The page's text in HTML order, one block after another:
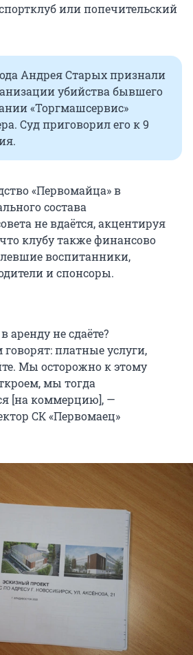
или попечительский
Андрея Старых признали
убийства бывшего
«Торгмашсервис»
Суд приговорил его к 9
«Первомайца» в
состава
не вдаётся, акцентируя
клубу также финансово
воспитанники,
и спонсоры.
не сдаёте?
платные услуги,
Мы осторожно к этому
мы тогда
[на коммерцию], —
СК «Первомаец»